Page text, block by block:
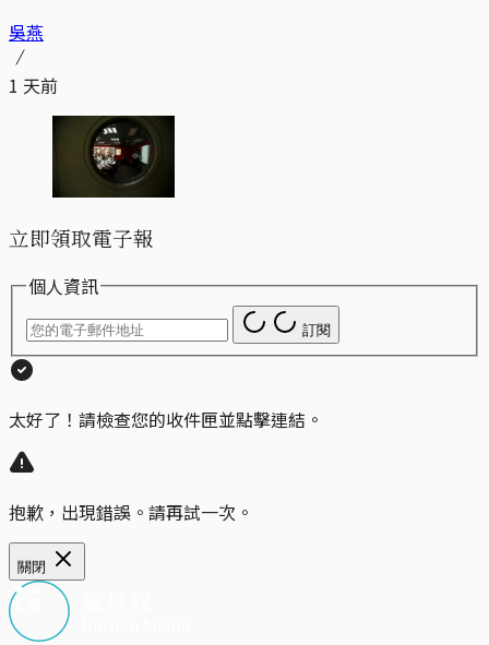
吳燕
1 天前
立即領取電子報
個人資訊
訂閱
太好了！請檢查您的收件匣並點擊連結。
抱歉，出現錯誤。請再試一次。
關閉